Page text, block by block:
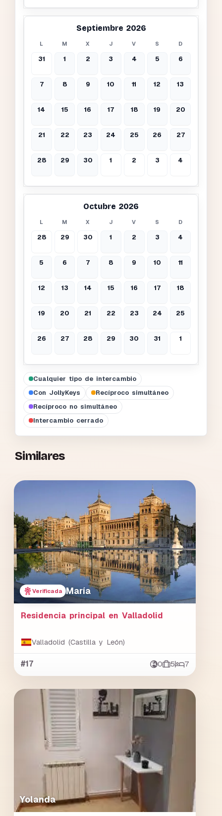
Septiembre 2026
L M X J V S D
31 1 2 3 4 5 6
7 8 9 10 11 12 13
14 15 16 17 18 19 20
21 22 23 24 25 26 27
28 29 30 1 2 3 4
Octubre 2026
L M X J V S D
28 29 30 1 2 3 4
5 6 7 8 9 10 11
12 13 14 15 16 17 18
19 20 21 22 23 24 25
26 27 28 29 30 31 1
Cualquier tipo de intercambio
Con JollyKeys
Recíproco simultáneo
Recíproco no simultáneo
Intercambio cerrado
Similares
Verificada María
Residencia principal en Valladolid
Valladolid (Castilla y León)
#17 0 5 7
Yolanda